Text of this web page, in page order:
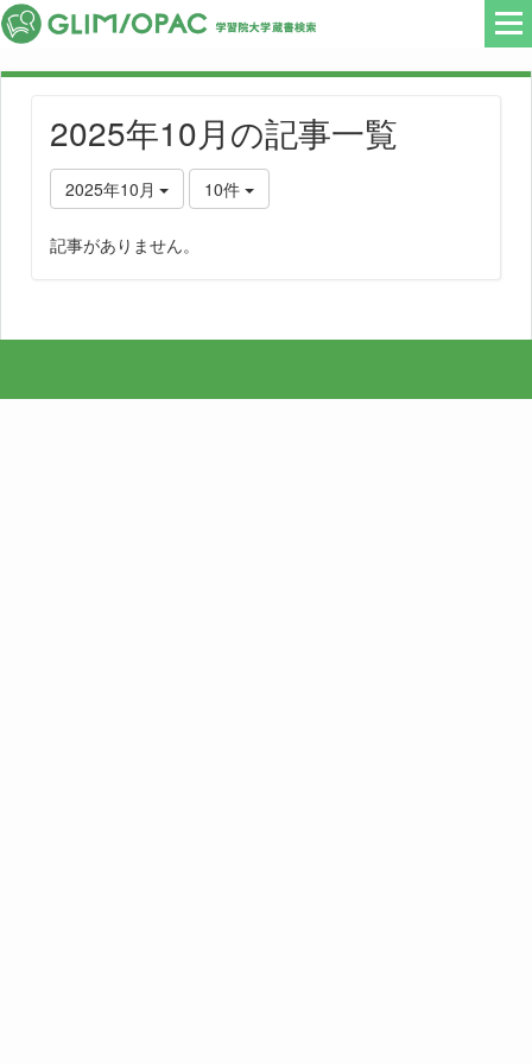
2025年10月の記事一覧
2025年10月 10件
記事がありません。